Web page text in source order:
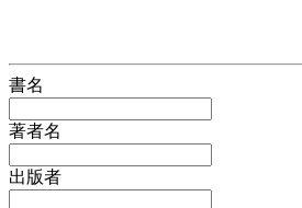
書名
著者名
出版者